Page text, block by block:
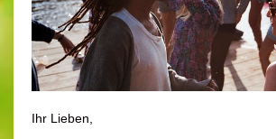
Ihr Lieben,